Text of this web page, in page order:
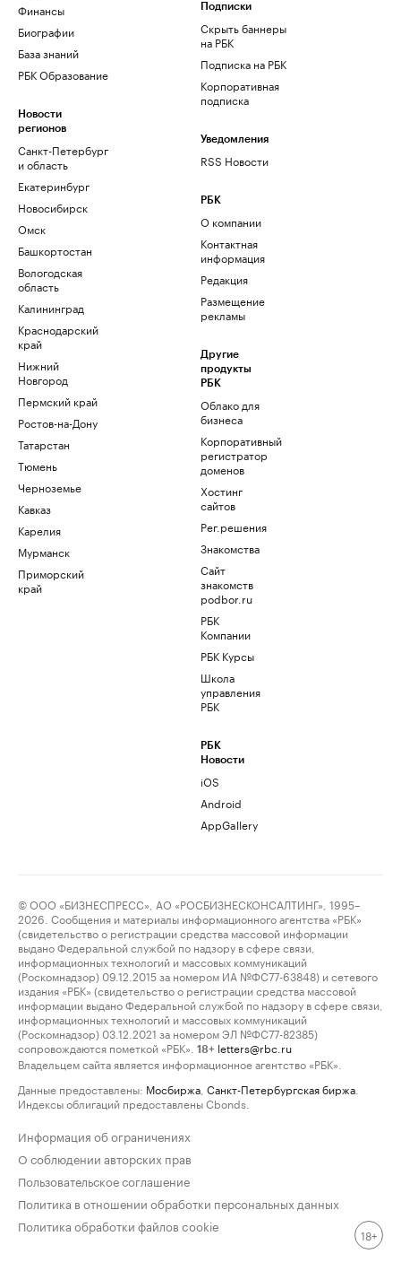
Финансы
Биографии
База знаний
РБК Образование
Новости
регионов
Санкт-Петербург
и область
Екатеринбург
Новосибирск
Омск
Башкортостан
Вологодская
область
Калининград
Краснодарский
край
Нижний
Новгород
Пермский край
Ростов-на-Дону
Татарстан
Тюмень
Черноземье
Кавказ
Карелия
Мурманск
Приморский
край
Подписки
Скрыть баннеры
на РБК
Подписка на РБК
Корпоративная
подписка
Уведомления
RSS Новости
РБК
О компании
Контактная
информация
Редакция
Размещение
рекламы
Другие
продукты
РБК
Облако для
бизнеса
Корпоративный
регистратор
доменов
Хостинг
сайтов
Рег.решения
Знакомства
Сайт
знакомств
podbor.ru
РБК
Компании
РБК Курсы
Школа
управления
РБК
РБК
Новости
iOS
Android
AppGallery
© ООО «БИЗНЕСПРЕСС», АО «РОСБИЗНЕСКОНСАЛТИНГ», 1995–
2026. Сообщения и материалы информационного агентства «РБК»
(свидетельство о регистрации средства массовой информации
выдано Федеральной службой по надзору в сфере связи,
информационных технологий и массовых коммуникаций
(Роскомнадзор) 09.12.2015 за номером ИА №ФС77-63848) и сетевого
издания «РБК» (свидетельство о регистрации средства массовой
информации выдано Федеральной службой по надзору в сфере связи,
информационных технологий и массовых коммуникаций
(Роскомнадзор) 03.12.2021 за номером ЭЛ №ФС77-82385)
сопровождаются пометкой «РБК».
18+ letters@rbc.ru
Владельцем сайта является информационное агентство «РБК».
Данные предоставлены: Мосбиржа Санкт-Петербургская биржа
Индексы облигаций предоставлены Cbonds.
Информация об ограничениях
О соблюдении авторских прав
Пользовательское соглашение
Политика в отношении обработки персональных данных
Политика обработки файлов cookie
18+